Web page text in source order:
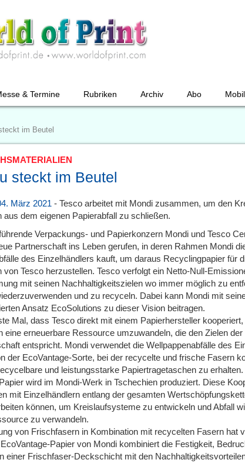
& Termine Rubriken Archiv Abo
im Beutel
steckt im Beutel
März 2021 - Tesco arbeitet mit Mondi zusammen, um den
aus dem eigenen Papierabfall zu schließen.
Verpackungs- und Papierkonzern Mondi und Tesco
Partnerschaft ins Leben gerufen, in deren Rahmen Mondi
des Einzelhändlers kauft, um daraus Recyclingpapier für
von Tesco herzustellen. Tesco verfolgt ein Netto-Null-
mit seinen Nachhaltigkeitszielen wo immer möglich zu
und zu recyceln. Dabei kann Mondi mit
Ansatz EcoSolutions zu dieser Vision beitragen.
Mal, dass Tesco direkt mit einem Papierhersteller
eine erneuerbare Ressource umzuwandeln, die den Zielen der
entspricht. Mondi verwendet die Wellpappenabfälle des
der EcoVantage-Sorte, bei der recycelte und frische Fasern
und leistungsstarke Papiertragetaschen zu erhalten.
wird im Mondi-Werk in Tschechien produziert. Diese
mit Einzelhändlern entlang der gesamten
können, um Kreislaufsysteme zu entwickeln und Abfall
zu verwandeln.
von Frischfasern in Kombination mit recycelten Fasern hat
Papier von Mondi kombiniert die Festigkeit,
einer Frischfaser-Deckschicht mit den